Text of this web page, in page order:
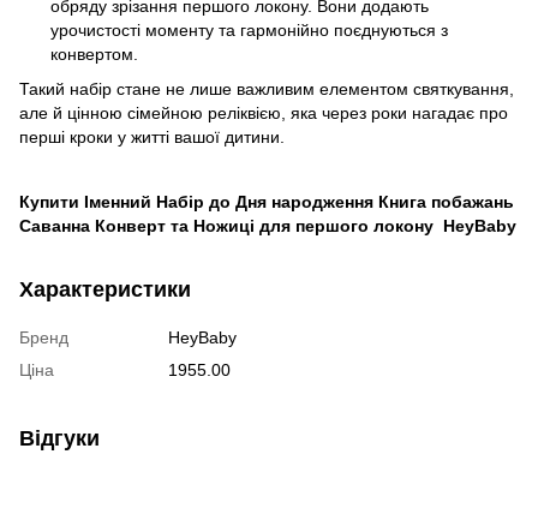
обряду зрізання першого локону. Вони додають
урочистості моменту та гармонійно поєднуються з
конвертом.
Такий набір стане не лише важливим елементом святкування,
але й цінною сімейною реліквією, яка через роки нагадає про
перші кроки у житті вашої дитини.
Купити Іменний Набір до Дня народження Книга побажань
Саванна Конверт та Ножиці для першого локону HeyBaby
Характеристики
Бренд
HeyBaby
Ціна
1955.00
Відгуки